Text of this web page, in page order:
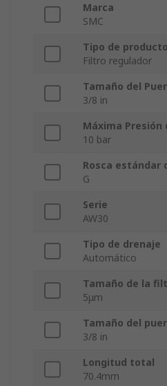
Marca
SMC
Tipo de producto
Filtro regulador
Tamaño del
3/8 in
Máxima Presión
10 bar
Rosca estándar
G
Serie
AW30
Tipo de drenaje
Automático
Tamaño de la
5μm
Tamaño del
3/8 in
Longitud total
70.4mm